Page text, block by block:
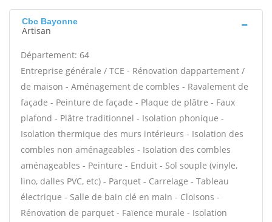
Cbc Bayonne
Artisan
Département: 64
Entreprise générale / TCE - Rénovation dappartement /
de maison - Aménagement de combles - Ravalement de
façade - Peinture de façade - Plaque de plâtre - Faux
plafond - Plâtre traditionnel - Isolation phonique -
Isolation thermique des murs intérieurs - Isolation des
combles non aménageables - Isolation des combles
aménageables - Peinture - Enduit - Sol souple (vinyle,
lino, dalles PVC, etc) - Parquet - Carrelage - Tableau
électrique - Salle de bain clé en main - Cloisons -
Rénovation de parquet - Faïence murale - Isolation